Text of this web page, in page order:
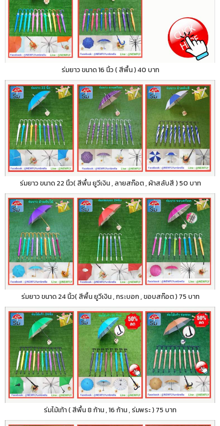
ร่มยาว ขนาด 16 นิ้ว ( สีพื้น ) 40 บาท
ร่มยาว ขนาด 22 นิ้ว( สีพื้น ยูวีเงิน , ลายสก๊อต , ผ้าสลับสี ) 50 บาท
ร่มยาว ขนาด 24 นิ้ว( สีพื้น ยูวีเงิน , กระบอก , ขอบสก๊อต ) 75 บาท
ร่มไม้เท้า ( สีพื้น 8 ก้าน , 16 ก้าน , ร่มพระ ) 75 บาท